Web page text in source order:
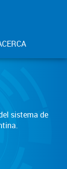
sistema de